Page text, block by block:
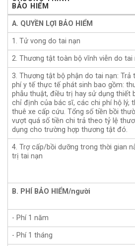
BẢO HIỂM
CHƯƠNG TRÌNH
BẢO HIỂM
A. QUYỀN LỢI BẢO HIỂM
1. Tử vong do tai nạn
2. Thương tật toàn bộ vĩnh viễn do tai
3. Thương tật bộ phận do tai nạn: Trả
phí y tế thực tế phát sinh bao gồm:
phẫu thuật, điều trị hay sử dụng thiết
chỉ định của bác sĩ, các chi phí hộ lý,
thuê xe cấp cứu. Tổng số tiền bồi
vượt quá số tiền chi trả theo tỷ lệ
dụng cho trường hợp thương tật đó.
4. Trợ cấp/bồi dưỡng trong thời gian
trị tai nạn
B. PHÍ BẢO HIỂM/người
- Phí 1 năm
- Phí 1 tháng